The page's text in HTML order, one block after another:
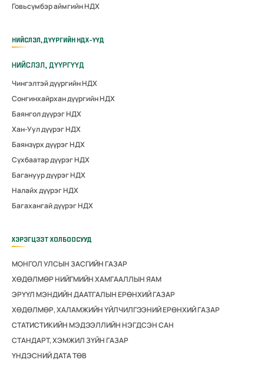
Говьсүмбэр аймгийн НДХ
НИЙСЛЭЛ, ДҮҮРГИЙН НДХ-ҮҮД
НИЙСЛЭЛ, ДҮҮРГҮҮД
Чингэлтэй дүүргийн НДХ
Сонгинхайрхан дүүргийн НДХ
Баянгол дүүрэг НДХ
Хан-Уул дүүрэг НДХ
Баянзүрх дүүрэг НДХ
Сүхбаатар дүүрэг НДХ
Багануур дүүрэг НДХ
Налайх дүүрэг НДХ
Багахангай дүүрэг НДХ
ХЭРЭГЦЭЭТ ХОЛБООСУУД
МОНГОЛ УЛСЫН ЗАСГИЙН ГАЗАР
ХӨДӨЛМӨР НИЙГМИЙН ХАМГААЛЛЫН ЯАМ
ЭРҮҮЛ МЭНДИЙН ДААТГАЛЫН ЕРӨНХИЙ ГАЗАР
ХӨДӨЛМӨР, ХАЛАМЖИЙН ҮЙЛЧИЛГЭЭНИЙ ЕРӨНХИЙ ГАЗАР
СТАТИСТИКИЙН МЭДЭЭЛЛИЙН НЭГДСЭН САН
СТАНДАРТ, ХЭМЖИЛ ЗҮЙН ГАЗАР
ҮНДЭСНИЙ ДАТА ТӨВ